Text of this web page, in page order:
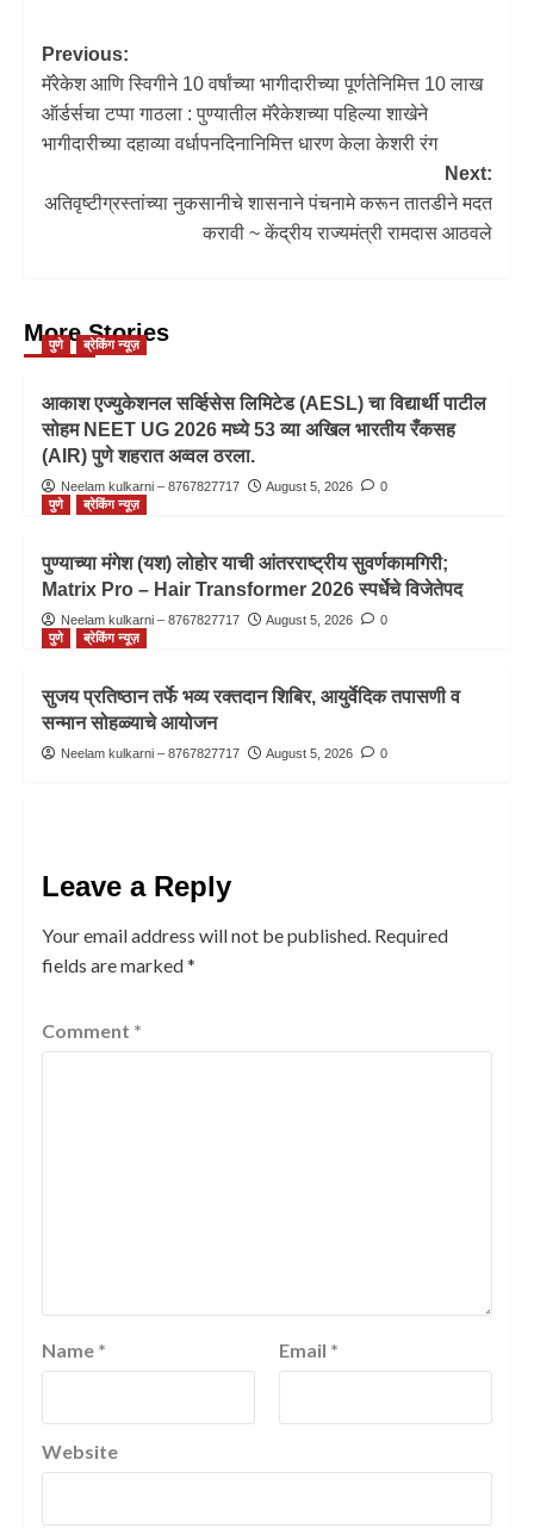
Previous:
मॅरेकेश आणि स्विगीने 10 वर्षांच्या भागीदारीच्या पूर्णतेनिमित्त 10 लाख
ऑर्डर्सचा टप्पा गाठला : पुण्यातील मॅरेकेशच्या पहिल्या शाखेने
भागीदारीच्या दहाव्या वर्धापनदिनानिमित्त धारण केला केशरी रंग
Next:
अतिवृष्टीग्रस्तांच्या नुकसानीचे शासनाने पंचनामे करून तातडीने मदत
करावी ~ केंद्रीय राज्यमंत्री रामदास आठवले
More Stories
पुणे ब्रेकिंग न्यूज़
आकाश एज्युकेशनल सर्व्हिसेस लिमिटेड (AESL) चा विद्यार्थी पाटील
सोहम NEET UG 2026 मध्ये 53 व्या अखिल भारतीय रँकसह
(AIR) पुणे शहरात अव्वल ठरला.
Neelam kulkarni – 8767827717 August 5, 2026
0
पुणे
ब्रेकिंग न्यूज़
पुण्याच्या मंगेश (यश) लोहोर याची आंतरराष्ट्रीय सुवर्णकामगिरी;
Matrix Pro – Hair Transformer 2026 स्पर्धेचे विजेतेपद
Neelam kulkarni – 8767827717 August 5, 2026
0
पुणे
ब्रेकिंग न्यूज़
सुजय प्रतिष्ठान तर्फे भव्य रक्तदान शिबिर, आयुर्वेदिक तपासणी व
सन्मान सोहळ्याचे आयोजन
Neelam kulkarni – 8767827717 August 5, 2026 0
Leave a Reply
Your email address will not be published. Required
fields are marked*
Comment *
Name * Email *
Website